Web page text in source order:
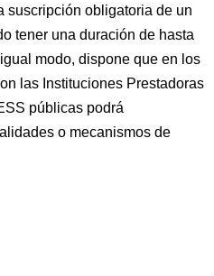
suscripción obligatoria de un
tener una duración de hasta
modo, dispone que en los
las Instituciones Prestadoras
públicas podrá
o mecanismos de